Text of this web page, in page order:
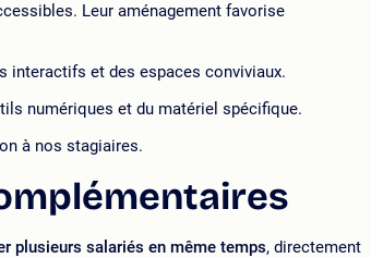
Leur aménagement favorise
interactifs et des espaces conviviaux.
numériques et du matériel spécifique.
à nos stagiaires.
plusieurs salariés en même temps, directement